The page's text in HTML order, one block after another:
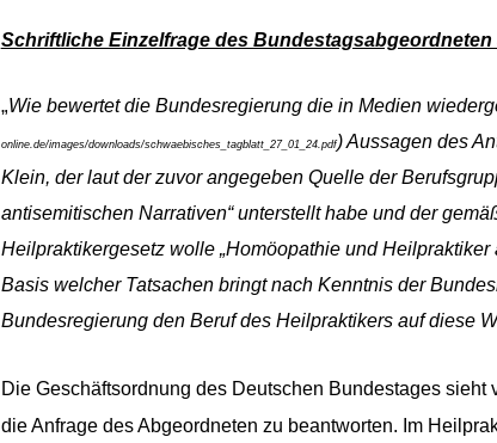
Schriftliche Einzelfrage des
„Wie bewertet die Bundesregierung die in Medien
online.de/images/downloads/schwaebisches_tagblatt_27_01_24.pdf) Aussagen des
Klein, der laut der zuvor angegeben Quelle der
antisemitischen Narrativen“ unterstellt habe und der
Heilpraktikergesetz wolle „Homöopathie und
Basis welcher Tatsachen bringt nach Kenntnis der
Bundesregierung den Beruf des Heilpraktikers auf diese
Die Geschäftsordnung des Deutschen Bundestages
die Anfrage des Abgeordneten zu beantworten. Im